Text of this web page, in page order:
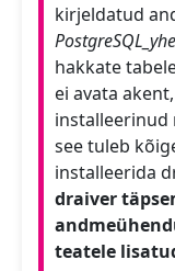
kirjeldatud
hakkate
ei avata
installeerinud
see tuleb
installeerida
draiver
teatele